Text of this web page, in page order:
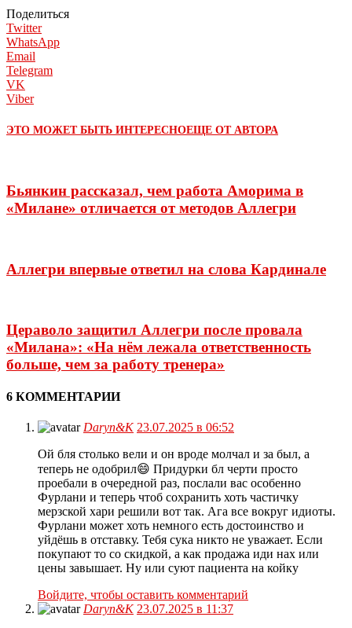
Поделиться
Twitter
WhatsApp
Email
Telegram
VK
Viber
ЭТО МОЖЕТ БЫТЬ ИНТЕРЕСНОЕЩЕ ОТ АВТОРА
Бьянкин рассказал, чем работа Аморима в
«Милане» отличается от методов Аллегри
Аллегри впервые ответил на слова Кардинале
Цераволо защитил Аллегри после провала
«Милана»: «На нём лежала ответственность
больше, чем за работу тренера»
6 КОММЕНТАРИИ
Daryn&K 23.07.2025 в 06:52
Ой бля столько вели и он вроде молчал и за был, а
теперь не одобрил😄 Придурки бл черти просто
проебали в очередной раз, послали вас особенно
Фурлани и теперь чтоб сохранить хоть частичку
мерзской хари решили вот так. Ага все вокруг идиоты.
Фурлани может хоть немного есть достоинство и
уйдёшь в отставку. Тебя сука никто не уважает. Если
покупают то со скидкой, а как продажа иди нах или
цены завышает. Ну или суют пациента на койку
Войдите, чтобы оставить комментарий
Daryn&K 23.07.2025 в 11:37